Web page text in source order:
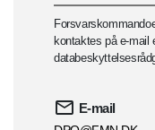
kontaktes på e-mail
E-mail